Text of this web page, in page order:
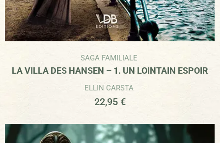
SAGA FAMILIALE
LA VILLA DES HANSEN – 1. UN LOINTAIN ESPOIR
ELLIN CARSTA
22,95 €